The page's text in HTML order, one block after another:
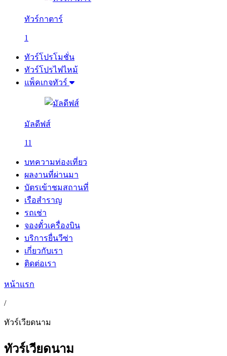
ทัวร์กาตาร์
1
ทัวร์โปรโมชั่น
ทัวร์โปรไฟไหม้
แพ็คเกจทัวร์
มัลดีฟส์
11
บทความท่องเที่ยว
ผลงานที่ผ่านมา
บัตรเข้าชมสถานที่
เรือสำราญ
รถเช่า
จองตั๋วเครื่องบิน
บริการยื่นวีซ่า
เกี่ยวกับเรา
ติดต่อเรา
หน้าแรก
/
ทัวร์เวียดนาม
ทัวร์เวียดนาม